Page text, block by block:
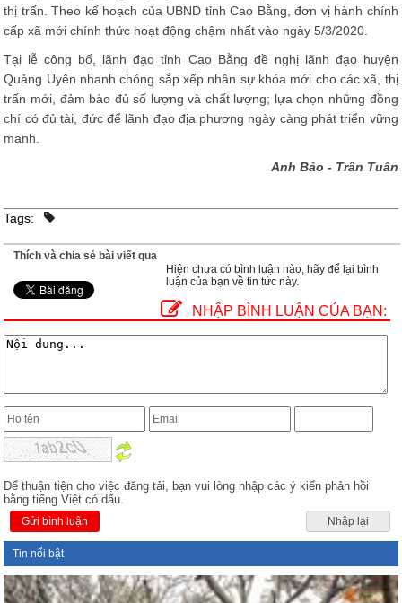
thị trấn. Theo kế hoạch của UBND tỉnh Cao Bằng, đơn vị hành chính
cấp xã mới chính thức hoạt động chậm nhất vào ngày 5/3/2020.
Tại lễ công bố, lãnh đạo tỉnh Cao Bằng đề nghị lãnh đạo huyện
Quảng Uyên nhanh chóng sắp xếp nhân sự khóa mới cho các xã, thị
trấn mới, đảm bảo đủ số lượng và chất lượng; lựa chọn những đồng
chí có đủ tài, đức để lãnh đạo địa phương ngày càng phát triển vững
mạnh.
Anh Bảo - Trần Tuân
Tags:
Thích và chia sẻ bài viết qua
Hiện chưa có bình luận nào, hãy để lại bình
luận của bạn về tin tức này.
NHẬP BÌNH LUẬN CỦA BẠN:
Để thuận tiện cho việc đăng tải, bạn vui lòng nhập các ý kiến phản hồi
bằng tiếng Việt có dấu.
Gửi bình luận Nhập lại
Tin nổi bật